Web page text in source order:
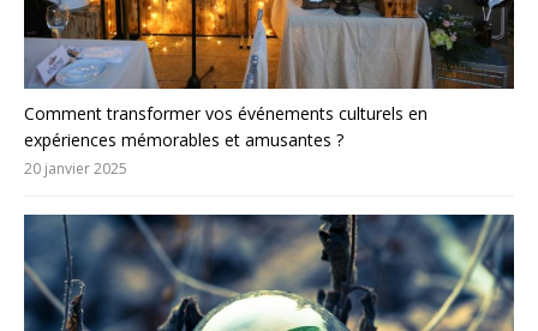
Comment transformer vos événements culturels en
expériences mémorables et amusantes ?
20 janvier 2025